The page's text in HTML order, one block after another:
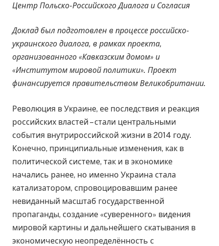
Центр Польско-Российского Диалога и Согласия
Доклад был подготовлен в процессе российско-
украинского диалога, в рамках проекта,
организованного «Кавказским домом» и
«Институтом мировой политики». Проект
финансируется правительством Великобритании.
Революция в Украине, ее последствия и реакция
российских властей – стали центральными
события внутрироссийской жизни в 2014 году.
Конечно, принципиальные изменения, как в
политической системе, так и в экономике
начались ранее, но именно Украина стала
катализатором, спровоцировавшим ранее
невиданный масштаб государственной
пропаганды, создание «суверенного» видения
мировой картины и дальнейшего скатывания в
экономическую неопределённость с